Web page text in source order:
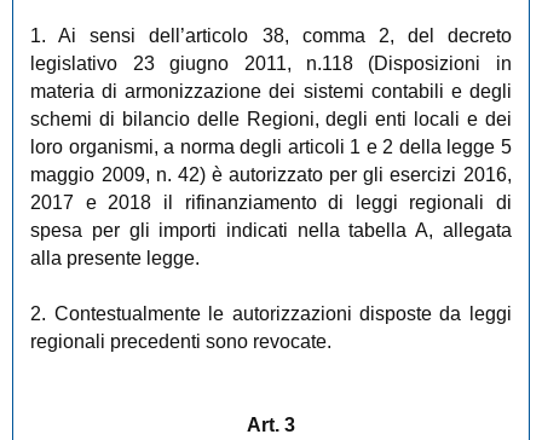
1. Ai sensi dell’articolo 38, comma 2, del decreto
legislativo 23 giugno 2011, n.118 (Disposizioni in
materia di armonizzazione dei sistemi contabili e degli
schemi di bilancio delle Regioni, degli enti locali e dei
loro organismi, a norma degli articoli 1 e 2 della legge 5
maggio 2009, n. 42) è autorizzato per gli esercizi 2016,
2017 e 2018 il rifinanziamento di leggi regionali di
spesa per gli importi indicati nella tabella A, allegata
alla presente legge.
2. Contestualmente le autorizzazioni disposte da leggi
regionali precedenti sono revocate.
Art. 3